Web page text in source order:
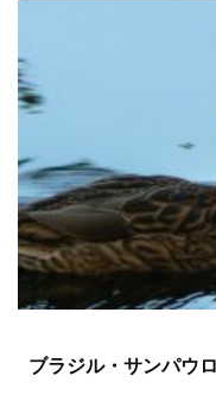
ブラジル・サンパウ